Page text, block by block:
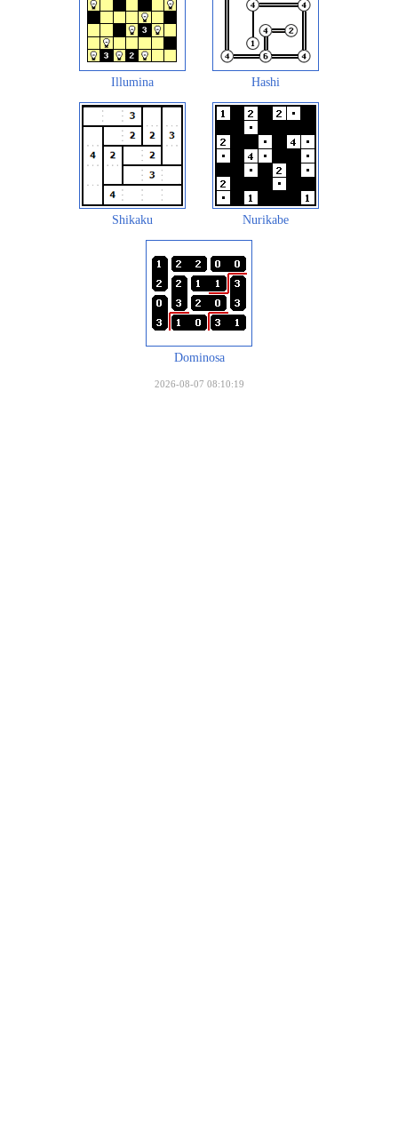
Illumina Hashi
Shikaku Nurikabe
Dominosa
2026-08-07 08:10:19